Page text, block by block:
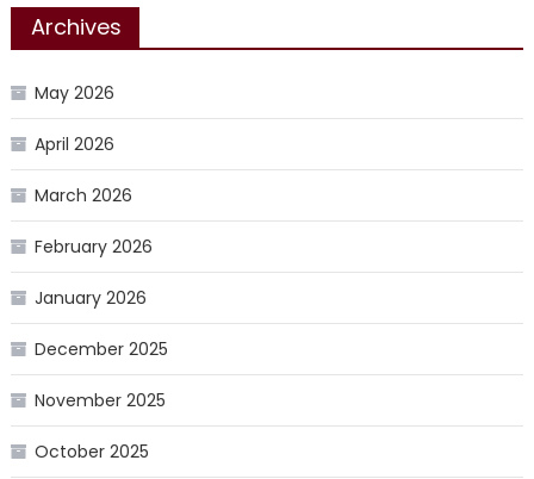
Archives
May 2026
April 2026
March 2026
February 2026
January 2026
December 2025
November 2025
October 2025